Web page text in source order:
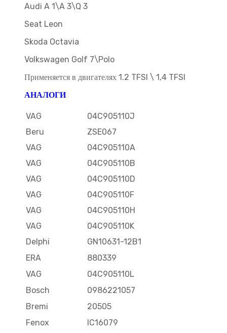
Audi A 1\A 3\Q 3
Seat Leon
Skoda Octavia
Volkswagen Golf 7\Polo
Применяется в двигателях 1.2 TFSI \ 1,4 TFSI
АНАЛОГИ
VAG
04C905110J
Beru
ZSE067
VAG
04C905110A
VAG
04C905110B
VAG
04C905110D
VAG
04C905110F
VAG
04C905110H
VAG
04C905110K
Delphi
GN10631-12B1
ERA
880339
VAG
04C905110L
Bosch
0986221057
Bremi
20505
Fenox
IC16079